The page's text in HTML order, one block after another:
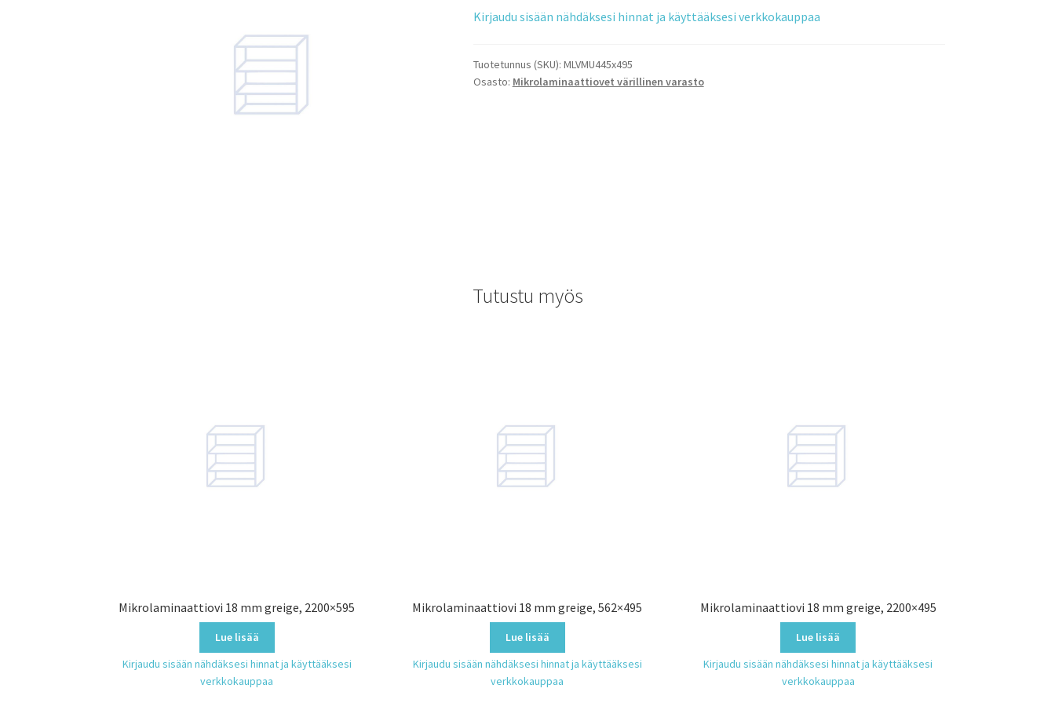
Kirjaudu sisään nähdäksesi hinnat ja käyttääksesi verkkokauppaa
Tuotetunnus (SKU): MLVMU445x495
Osasto: Mikrolaminaattiovet värillinen varasto
Tutustu myös
Mikrolaminaattiovi 18 mm greige, 2200×595
Lue lisää
Kirjaudu sisään nähdäksesi hinnat ja käyttääksesi
verkkokauppaa
Mikrolaminaattiovi 18 mm greige, 562×495
Lue lisää
Kirjaudu sisään nähdäksesi hinnat ja käyttääksesi
verkkokauppaa
Mikrolaminaattiovi 18 mm greige, 2200×495
Lue lisää
Kirjaudu sisään nähdäksesi hinnat ja käyttääksesi
verkkokauppaa